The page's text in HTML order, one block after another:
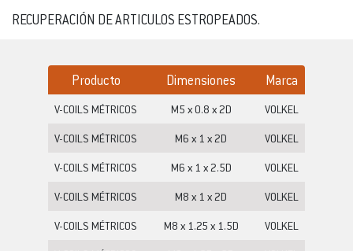
RECUPERACIÓN DE ARTICULOS ESTROPEADOS.
Producto Dimensiones Marca
V-COILS MÉTRICOS M5 x 0.8 x 2D
VOLKEL
V-COILS MÉTRICOS
M6 x 1 x 2D
VOLKEL
V-COILS MÉTRICOS
M6 x 1 x 2.5D
VOLKEL
V-COILS MÉTRICOS
M8 x 1 x 2D
VOLKEL
V-COILS MÉTRICOS
M8 x 1.25 x 1.5D
VOLKEL